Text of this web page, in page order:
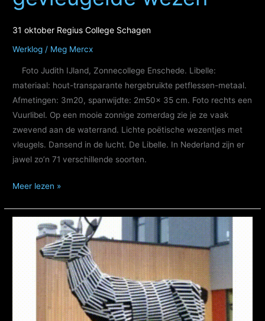
31 oktober Regius College Schagen
Werklog / Meg Mercx
Foto Judith IJland, Zonnecollege Enschede. Libelle:
materiaal: hout-transparante hergebruikte petflessen-metaal.
Afmetingen: 3m20, spanwijdte: 2m50x 35 cm. Foto rechts een
Vuurlibel. Op een mooie zonnige zomerdag zie je ze vaak
zwevend aan de waterrand. Lichte poëtische wezentjes met
vleugels. Dansend in de lucht. De Libelle. In Nederland zijn er
jawel zo’n 71 verschillende soorten.
Libelle,
gevleugelde
wezen
31
oktober
Regius
College
Schagen
Meer lezen »